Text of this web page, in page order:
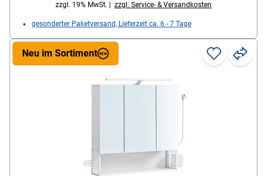
zzgl. 19% MwSt. | zzgl. Service- & Versandkosten
gesonderter Paketversand, Lieferzeit ca. 6 - 7 Tage
Neu im Sortiment